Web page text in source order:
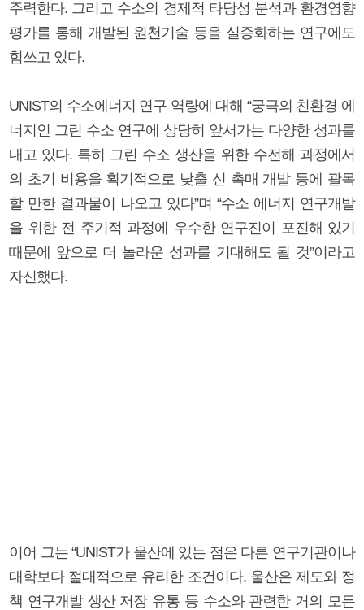
주력한다. 그리고 수소의 경제적 타당성 분석과 환경영향
평가를 통해 개발된 원천기술 등을 실증화하는 연구에도
힘쓰고 있다.
UNIST의 수소에너지 연구 역량에 대해 “궁극의 친환경 에
너지인 그린 수소 연구에 상당히 앞서가는 다양한 성과를
내고 있다. 특히 그린 수소 생산을 위한 수전해 과정에서
의 초기 비용을 획기적으로 낮출 신 촉매 개발 등에 괄목
할 만한 결과물이 나오고 있다”며 “수소 에너지 연구개발
을 위한 전 주기적 과정에 우수한 연구진이 포진해 있기
때문에 앞으로 더 놀라운 성과를 기대해도 될 것”이라고
자신했다.
이어 그는 “UNIST가 울산에 있는 점은 다른 연구기관이나
대학보다 절대적으로 유리한 조건이다. 울산은 제도와 정
책 연구개발 생산 저장 유통 등 수소와 관련한 거의 모든